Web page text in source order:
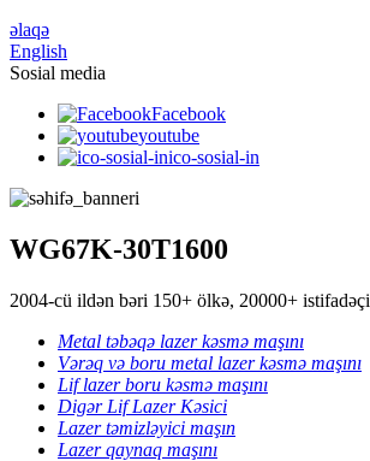
əlaqə
English
Sosial media
Facebook
youtube
ico-sosial-in
WG67K-30T1600
2004-cü ildən bəri 150+ ölkə, 20000+ istifadəçi
Metal təbəqə lazer kəsmə maşını
Vərəq və boru metal lazer kəsmə maşını
Lif lazer boru kəsmə maşını
Digər Lif Lazer Kəsici
Lazer təmizləyici maşın
Lazer qaynaq maşını